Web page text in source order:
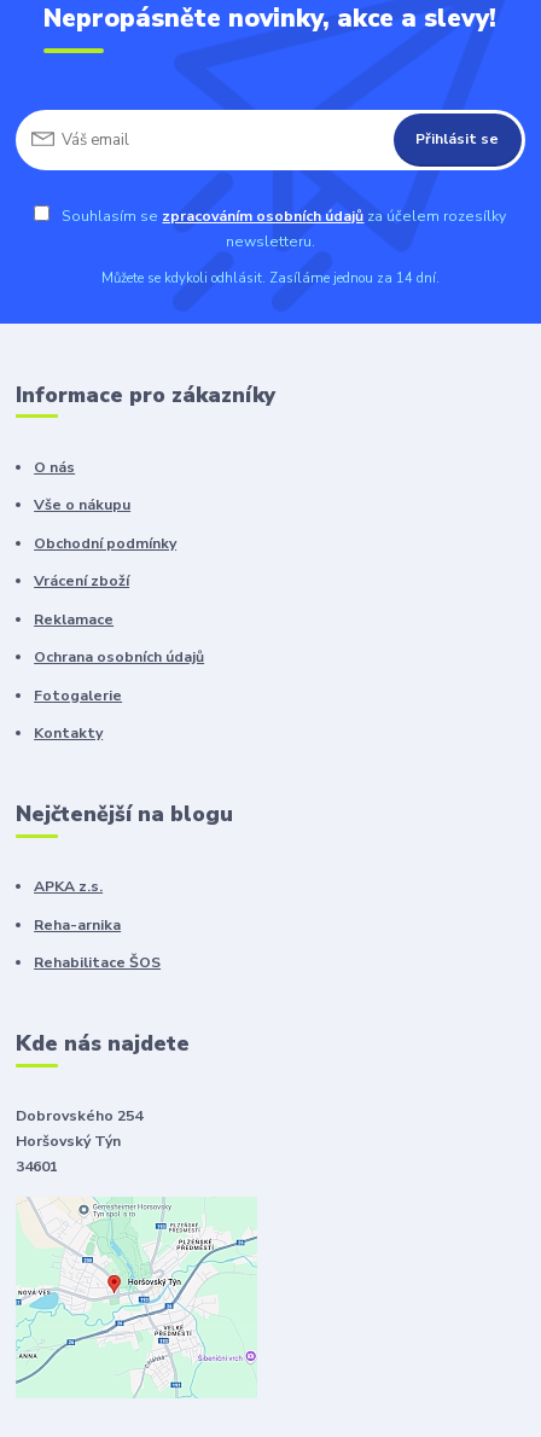
Nepropásněte novinky, akce a slevy!
Přihlásit se
Souhlasím se zpracováním osobních údajů za účelem rozesílky
newsletteru.
Můžete se kdykoli odhlásit. Zasíláme jednou za 14 dní.
Informace pro zákazníky
O nás
Vše o nákupu
Obchodní podmínky
Vrácení zboží
Reklamace
Ochrana osobních údajů
Fotogalerie
Kontakty
Nejčtenější na blogu
APKA z.s.
Reha-arnika
Rehabilitace ŠOS
Kde nás najdete
Dobrovského 254
Horšovský Týn
34601